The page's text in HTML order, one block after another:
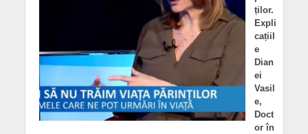
ților.
Expli
cațiil
e
Dian
ei
Vasil
e,
Doct
or în